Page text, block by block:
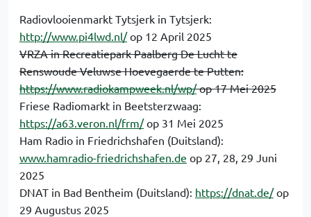
Radiovlooienmarkt Tytsjerk in Tytsjerk:
http://www.pi4lwd.nl/op 12 April 2025
VRZA in RecreatieparkPaalberg De Lucht te
RenswoudeVeluwse Hoevegaerde te Putten:
https://www.radiokampweek.nl/wp/op 17 Mei 2025
Friese Radiomarkt in Beetsterzwaag:
https://a63.veron.nl/frm/op 31 Mei 2025
Ham Radio in Friedrichshafen (Duitsland):
www.hamradio-friedrichshafen.de op 27, 28, 29 Juni
2025
DNAT in Bad Bentheim (Duitsland): https://dnat.de/op
29 Augustus 2025